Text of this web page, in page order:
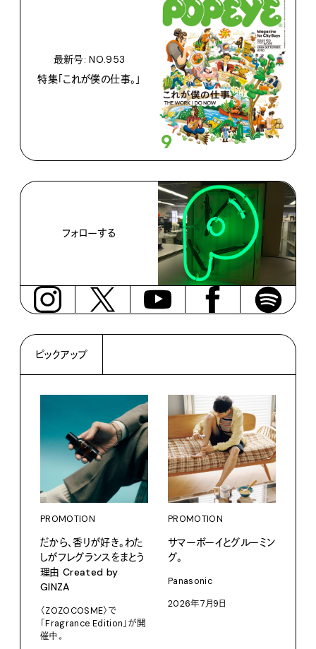
最新号: NO.953
特集「これが僕の仕事。」
フォローする
ピックアップ
PROMOTION
だから、香りが好き。わた
しがフレグランスをまとう
理由 Created by
GINZA
〈ZOZOCOSME〉で
「Fragrance Edition」が開
催中。
PROMOTION
サマーボーイとグルーミン
グ。
Panasonic
2026年7月9日